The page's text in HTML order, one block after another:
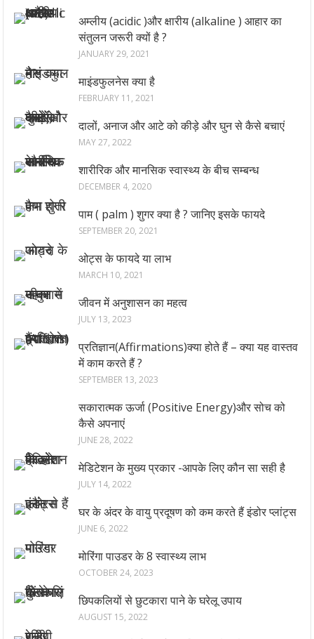
अम्लीय (acidic )और क्षारीय (alkaline ) आहार का
संतुलन जरूरी क्यों है ?
JANUARY 29, 2021
माइंडफुलनेस क्या है
FEBRUARY 11, 2021
दालों, अनाज और आटे को कीड़े और घुन से कैसे बचाएं
MAY 27, 2022
शारीरिक और मानसिक स्वास्थ्य के बीच सम्बन्ध
DECEMBER 4, 2020
पाम ( palm ) शुगर क्या है ? जानिए इसके फायदे
SEPTEMBER 20, 2021
ओट्स के फायदे या लाभ
MARCH 10, 2021
जीवन में अनुशासन का महत्व
JULY 13, 2023
प्रतिज्ञान(Affirmations)क्या होते हैं – क्या यह वास्तव
में काम करते हैं ?
SEPTEMBER 13, 2023
सकारात्मक ऊर्जा (Positive Energy)और सोच को
कैसे अपनाएं
JUNE 28, 2022
मेडिटेशन के मुख्य प्रकार -आपके लिए कौन सा सही है
JULY 14, 2022
घर के अंदर के वायु प्रदूषण को कम करते हैं इंडोर प्लांट्स
JUNE 6, 2022
मोरिंगा पाउडर के 8 स्वास्थ्य लाभ
OCTOBER 24, 2023
छिपकलियों से छुटकारा पाने के घरेलू उपाय
AUGUST 15, 2022